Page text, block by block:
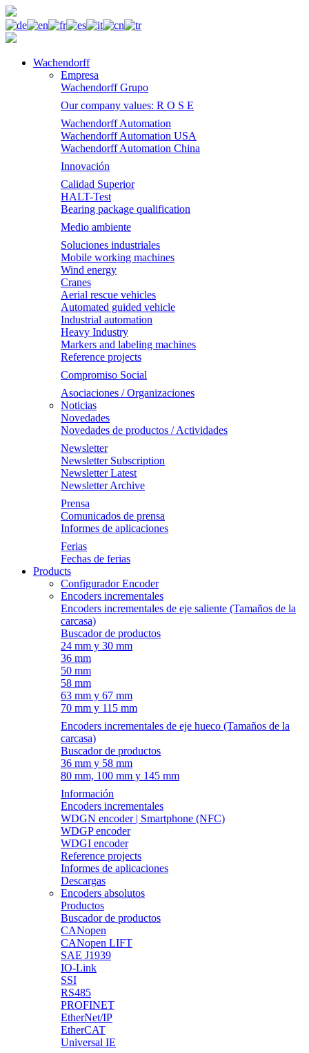
Wachendorff
Empresa
Wachendorff Grupo
Our company values: R O S E
Wachendorff Automation
Wachendorff Automation USA
Wachendorff Automation China
Innovación
Calidad Superior
HALT-Test
Bearing package qualification
Medio ambiente
Soluciones industriales
Mobile working machines
Wind energy
Cranes
Aerial rescue vehicles
Automated guided vehicle
Industrial automation
Heavy Industry
Markers and labeling machines
Reference projects
Compromiso Social
Asociaciones / Organizaciones
Noticias
Novedades
Novedades de productos / Actividades
Newsletter
Newsletter Subscription
Newsletter Latest
Newsletter Archive
Prensa
Comunicados de prensa
Informes de aplicaciones
Ferias
Fechas de ferias
Products
Configurador Encoder
Encoders incrementales
Encoders incrementales de eje saliente (Tamaños de la
carcasa)
Buscador de productos
24 mm y 30 mm
36 mm
50 mm
58 mm
63 mm y 67 mm
70 mm y 115 mm
Encoders incrementales de eje hueco (Tamaños de la
carcasa)
Buscador de productos
36 mm y 58 mm
80 mm, 100 mm y 145 mm
Información
Encoders incrementales
WDGN encoder | Smartphone (NFC)
WDGP encoder
WDGI encoder
Reference projects
Informes de aplicaciones
Descargas
Encoders absolutos
Productos
Buscador de productos
CANopen
CANopen LIFT
SAE J1939
IO-Link
SSI
RS485
PROFINET
EtherNet/IP
EtherCAT
Universal IE